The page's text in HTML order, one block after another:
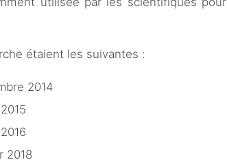
étaient les suivantes :
2014
2018